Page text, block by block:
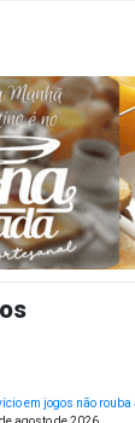
em jogos não